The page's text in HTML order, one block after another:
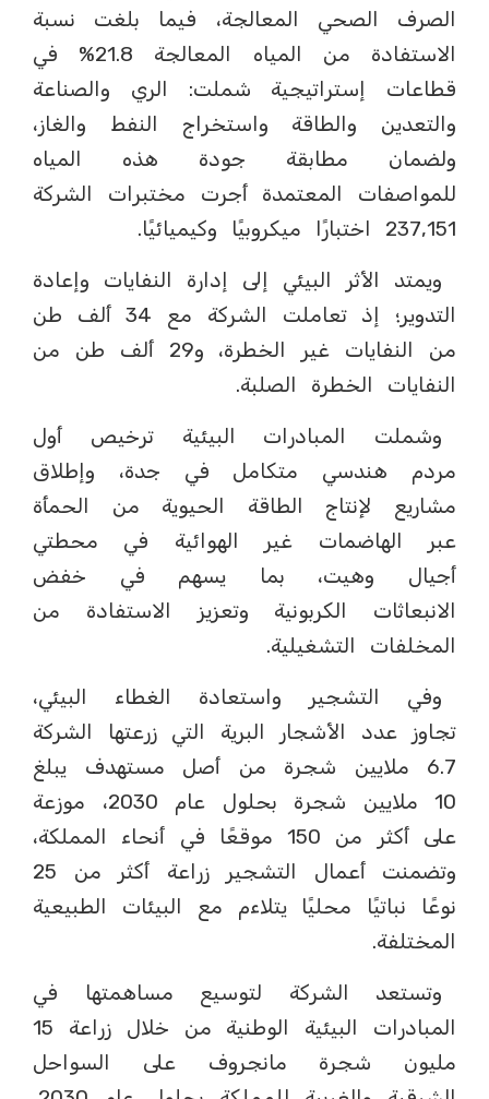
الصرف الصحي المعالجة، فيما بلغت نسبة
الاستفادة من المياه المعالجة 21.8% في
قطاعات إستراتيجية شملت: الري والصناعة
والتعدين والطاقة واستخراج النفط والغاز،
ولضمان مطابقة جودة هذه المياه
للمواصفات المعتمدة أجرت مختبرات الشركة
237,151 اختبارًا ميكروبيًا وكيميائيًا.
ويمتد الأثر البيئي إلى إدارة النفايات وإعادة
التدوير؛ إذ تعاملت الشركة مع 34 ألف طن
من النفايات غير الخطرة، و29 ألف طن من
النفايات الخطرة الصلبة.
وشملت المبادرات البيئية ترخيص أول
مردم هندسي متكامل في جدة، وإطلاق
مشاريع لإنتاج الطاقة الحيوية من الحمأة
عبر الهاضمات غير الهوائية في محطتي
أجيال وهيت، بما يسهم في خفض
الانبعاثات الكربونية وتعزيز الاستفادة من
المخلفات التشغيلية.
وفي التشجير واستعادة الغطاء البيئي،
تجاوز عدد الأشجار البرية التي زرعتها الشركة
6.7 ملايين شجرة من أصل مستهدف يبلغ
10 ملايين شجرة بحلول عام 2030، موزعة
على أكثر من 150 موقعًا في أنحاء المملكة،
وتضمنت أعمال التشجير زراعة أكثر من 25
نوعًا نباتيًا محليًا يتلاءم مع البيئات الطبيعية
المختلفة.
وتستعد الشركة لتوسيع مساهمتها في
المبادرات البيئية الوطنية من خلال زراعة 15
مليون شجرة مانجروف على السواحل